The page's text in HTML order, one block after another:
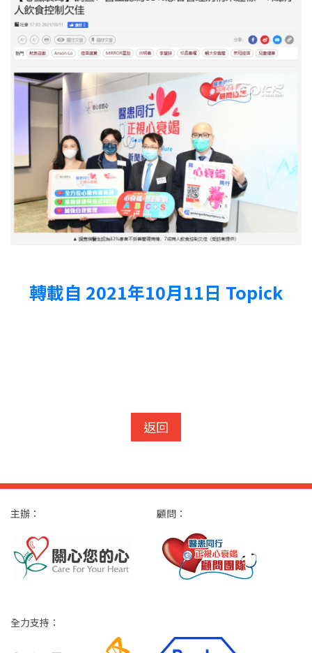
轉載自 2021年10月11日 Topick
返回
主辦： 顧問：
全力支持：